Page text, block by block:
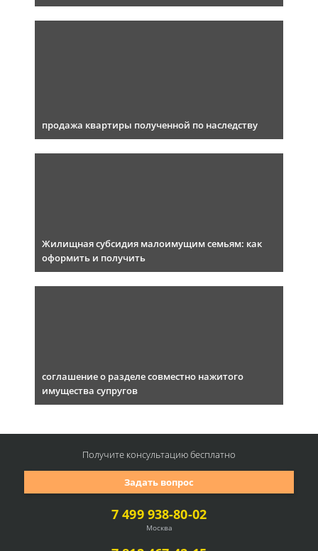
продажа квартиры полученной по наследству
Жилищная субсидия малоимущим семьям: как
оформить и получить
соглашение о разделе совместно нажитого
имущества супругов
7 499 938-80-02
Москва
Задать вопрос
Получите консультациюбесплатно